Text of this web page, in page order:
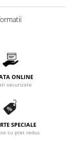
ONLINE
securizate
SPECIALE
cu pret redus